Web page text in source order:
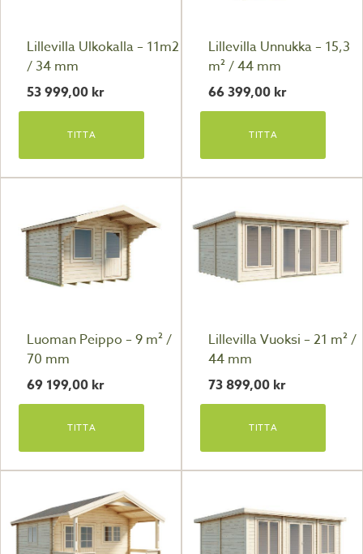
Lillevilla Ulkokalla – 11m2
/ 34 mm
53 999,00 kr
TITTA
Lillevilla Unnukka – 15,3
m² / 44 mm
66 399,00 kr
TITTA
Luoman Peippo – 9 m² /
70 mm
69 199,00 kr
TITTA
Lillevilla Vuoksi – 21 m² /
44 mm
73 899,00 kr
TITTA